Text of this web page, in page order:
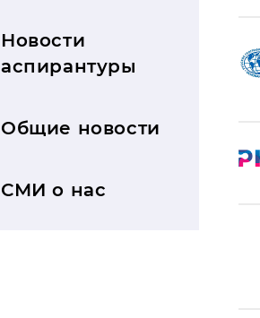
Новости
аспирантуры
Общие новости
СМИ о нас